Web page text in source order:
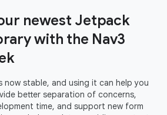
newest Jetpack
with the Nav3
now stable, and using it can help you
better separation of concerns,
time, and support new form